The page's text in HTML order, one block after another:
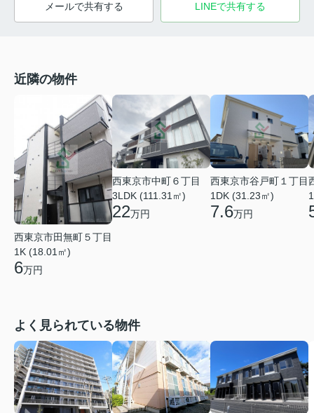
メールで共有する LINEで共有する
近隣の物件
西東京市田無町５丁目
1K (18.01㎡)
6万円
西東京市中町６丁目
3LDK (111.31㎡)
22万円
西東京市谷戸町１丁目
1DK (31.23㎡)
7.6万円
よく見られている物件